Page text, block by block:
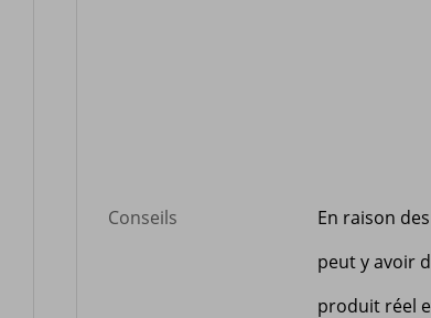
Conseils
En raison
peut y avoir
produit réel